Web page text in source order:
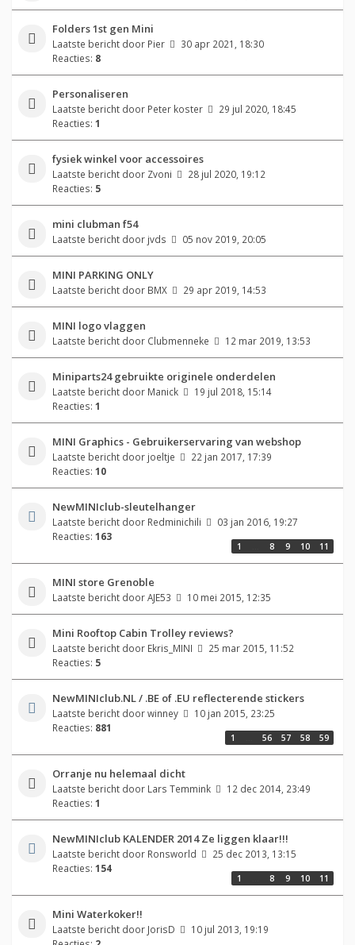
Folders 1st gen Mini
Laatste bericht door Pier
30 apr 2021, 18:30
Reacties: 8
Personaliseren
Laatste bericht door Peter koster
29 jul 2020, 18:45
Reacties: 1
fysiek winkel voor accessoires
Laatste bericht door Zvoni
28 jul 2020, 19:12
Reacties: 5
mini clubman f54
Laatste bericht door jvds 05 nov 2019, 20:05
MINI PARKING ONLY
Laatste bericht door BMX 29 apr 2019, 14:53
MINI logo vlaggen
Laatste bericht door Clubmenneke 12 mar 2019, 13:53
Miniparts24 gebruikte originele onderdelen
Laatste bericht door Manick
19 jul 2018, 15:14
Reacties: 1
MINI Graphics - Gebruikerservaring van webshop
Laatste bericht door joeltje
22 jan 2017, 17:39
Reacties: 10
NewMINIclub-sleutelhanger
Laatste bericht door Redminichili
03 jan 2016, 19:27
Reacties: 163
1 8 9 10 11
MINI store Grenoble
Laatste bericht doorAJE53 10 mei 2015, 12:35
Mini Rooftop Cabin Trolley reviews?
Laatste bericht door Ekris_MINI
25 mar 2015, 11:52
Reacties: 5
NewMINIclub.NL / .BE of .EU reflecterende stickers
Laatste bericht doorwinney
10 jan 2015, 23:25
Reacties: 881
1 56 57 58 59
Orranje nu helemaal dicht
Laatste bericht door Lars Temmink
12 dec 2014, 23:49
Reacties: 1
NewMINIclub KALENDER 2014 Ze liggen klaar!!!
Laatste bericht door Ronsworld
25 dec 2013, 13:15
Reacties: 154
1 8 9 10 11
Mini Waterkoker!!
Laatste bericht door JorisD
10 jul 2013, 19:19